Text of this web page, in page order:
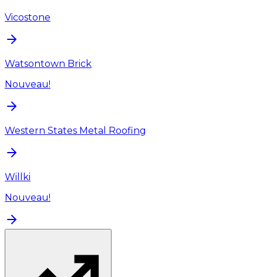
Vicostone
Watsontown Brick
Nouveau!
Western States Metal Roofing
Willki
Nouveau!